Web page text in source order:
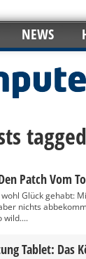
NEWS
Patch Vom
Glück gehabt:
nichts
wild....
Tablet: Das